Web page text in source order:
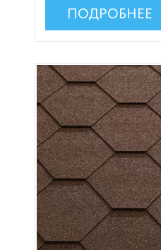
ПОДРОБНЕЕ